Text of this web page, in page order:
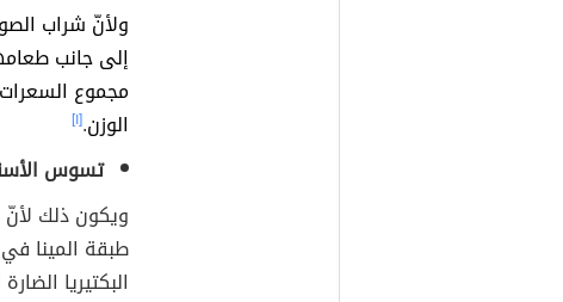
ولأنّ شراب
إلى جانب
مجموع السعرات
الوزن.[١]
تسوس
ويكون ذلك
طبقة المينا
البكتيريا